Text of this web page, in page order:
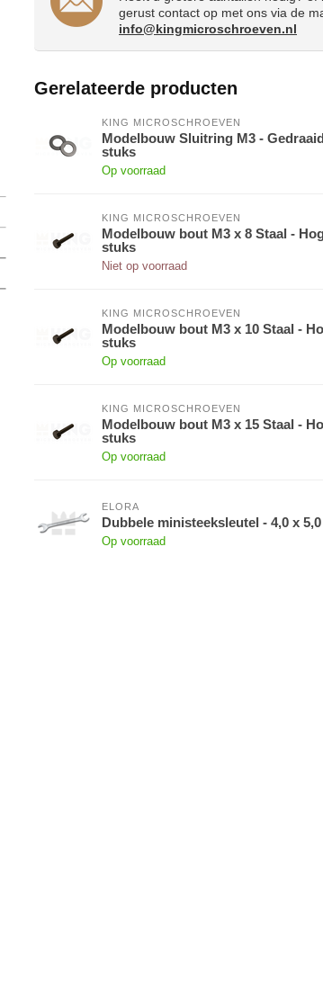
gerust contact op met ons via de
info@kingmicroschroeven.nl
Gerelateerde producten
KING MICROSCHROEVEN
Modelbouw Sluitring M3 -
stuks
Op voorraad
KING MICROSCHROEVEN
Modelbouw bout M3 x 8 Staal -
stuks
Niet op voorraad
KING MICROSCHROEVEN
Modelbouw bout M3 x 10 Staal -
stuks
Op voorraad
KING MICROSCHROEVEN
Modelbouw bout M3 x 15 Staal -
stuks
Op voorraad
ELORA
Dubbele ministeeksleutel - 4,0 x
Op voorraad